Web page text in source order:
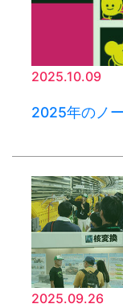
2025.10.09
2025年のノ
2025.09.26